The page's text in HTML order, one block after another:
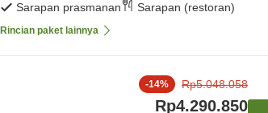
Sarapan prasmanan
Sarapan (restoran)
Rincian paket lainnya
-14% Rp5.048.058
Rp4.290.850